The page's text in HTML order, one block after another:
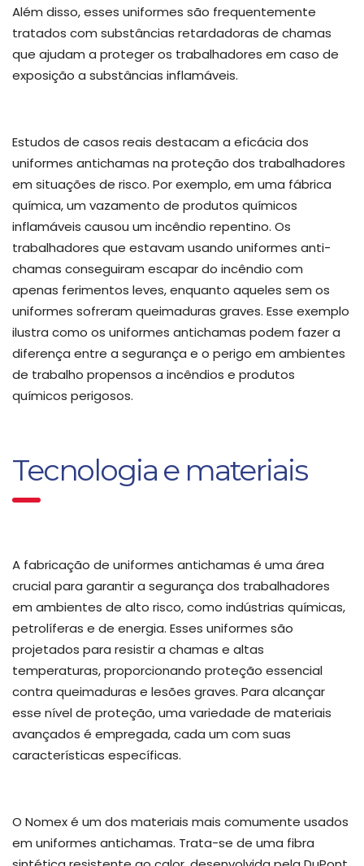
Além disso, esses uniformes são frequentemente
tratados com substâncias retardadoras de chamas
que ajudam a proteger os trabalhadores em caso de
exposição a substâncias inflamáveis.
Estudos de casos reais destacam a eficácia dos
uniformes antichamas na proteção dos trabalhadores
em situações de risco. Por exemplo, em uma fábrica
química, um vazamento de produtos químicos
inflamáveis causou um incêndio repentino. Os
trabalhadores que estavam usando uniformes anti-
chamas conseguiram escapar do incêndio com
apenas ferimentos leves, enquanto aqueles sem os
uniformes sofreram queimaduras graves. Esse exemplo
ilustra como os uniformes antichamas podem fazer a
diferença entre a segurança e o perigo em ambientes
de trabalho propensos a incêndios e produtos
químicos perigosos.
Tecnologia e materiais
A fabricação de uniformes antichamas é uma área
crucial para garantir a segurança dos trabalhadores
em ambientes de alto risco, como indústrias químicas,
petrolíferas e de energia. Esses uniformes são
projetados para resistir a chamas e altas
temperaturas, proporcionando proteção essencial
contra queimaduras e lesões graves. Para alcançar
esse nível de proteção, uma variedade de materiais
avançados é empregada, cada um com suas
características específicas.
O Nomex é um dos materiais mais comumente usados
em uniformes antichamas. Trata-se de uma fibra